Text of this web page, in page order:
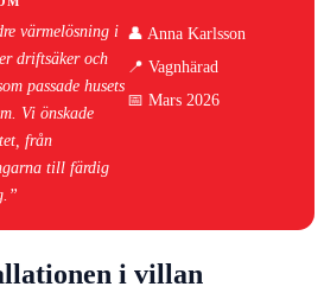
värmelösning i
driftsäker och
passade husets
Vi önskade
från
till färdig
👤 Anna Karlsson
📍 Vagnhärad
📅 Mars 2026
i villan